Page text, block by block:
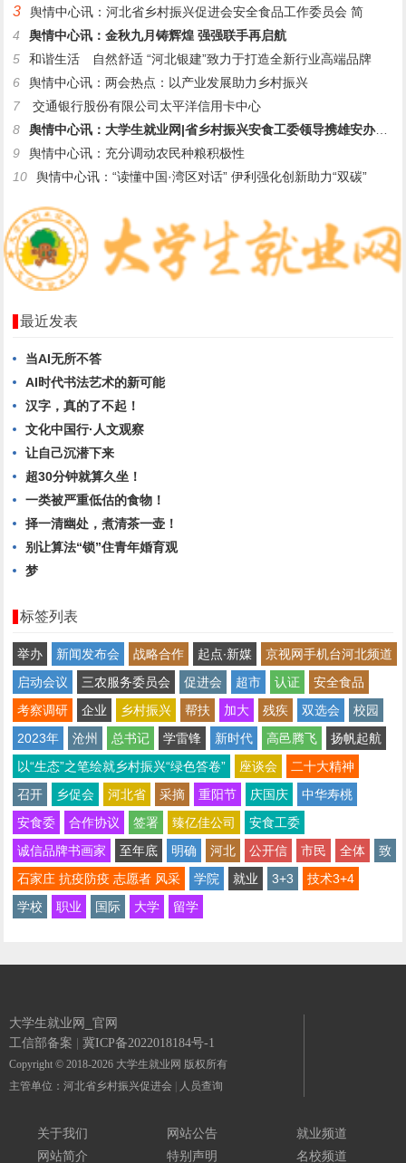
3
舆情中心讯：河北省乡村振兴促进会安全食品工作委员会 简
4
舆情中心讯：金秋九月铸辉煌 强强联手再启航
5
和谐生活 自然舒适 “河北银建”致力于打造全新行业高端品牌
6
舆情中心讯：两会热点：以产业发展助力乡村振兴
7
交通银行股份有限公司太平洋信用卡中心
8
舆情中心讯：大学生就业网|省乡村振兴安食工委领导携雄安办同仁
9
舆情中心讯：充分调动农民种粮积极性
10
舆情中心讯：“读懂中国·湾区对话” 伊利强化创新助力“双碳”
最近发表
当AI无所不答
AI时代书法艺术的新可能
汉字，真的了不起！
文化中国行·人文观察
让自己沉潜下来
超30分钟就算久坐！
一类被严重低估的食物！
择一清幽处，煮清茶一壶！
别让算法“锁”住青年婚育观
梦
标签列表
举办 新闻发布会 战略合作 起点∙新媒
京视网手机台河北频道
启动会议
三农服务委员会 促进会 超市 认证
安全食品
考察调研
企业 乡村振兴 帮扶 加大 残疾 双选会
校园
2023年
沧州 总书记 学雷锋 新时代 高邑腾飞
扬帆起航
以“生态”之笔绘就乡村振兴“绿色答卷”
座谈会
二十大精神
召开
乡促会 河北省 采摘 重阳节 庆国庆
中华寿桃
安食委
合作协议 签署 臻亿佳公司
安食工委
诚信品牌书画家
至年底 明确 河北 公开信 市民 全体
致
石家庄 抗疫防疫 志愿者 风采
学院 就业 3+3
技术3+4
学校
职业 国际 大学 留学
大学生就业网_官网
工信部备案 冀ICP备2022018184号-1
Copyright © 2018-2026 大学生就业网 版权所有
主管单位：河北省乡村振兴促进会
人员查询
关于我们
网站简介
网站公告
特别声明
就业频道
名校频道